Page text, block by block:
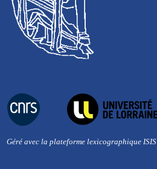
Géré avec la plateforme lexicographique ISIS